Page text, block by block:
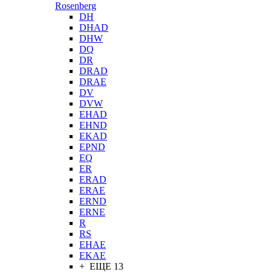
Rosenberg
DH
DHAD
DHW
DQ
DR
DRAD
DRAE
DV
DVW
EHAD
EHND
EKAD
EPND
EQ
ER
ERAD
ERAE
ERND
ERNE
R
RS
EHAE
EKAE
+ ЕЩЕ 13